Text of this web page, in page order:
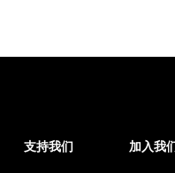
支持我们 加入我